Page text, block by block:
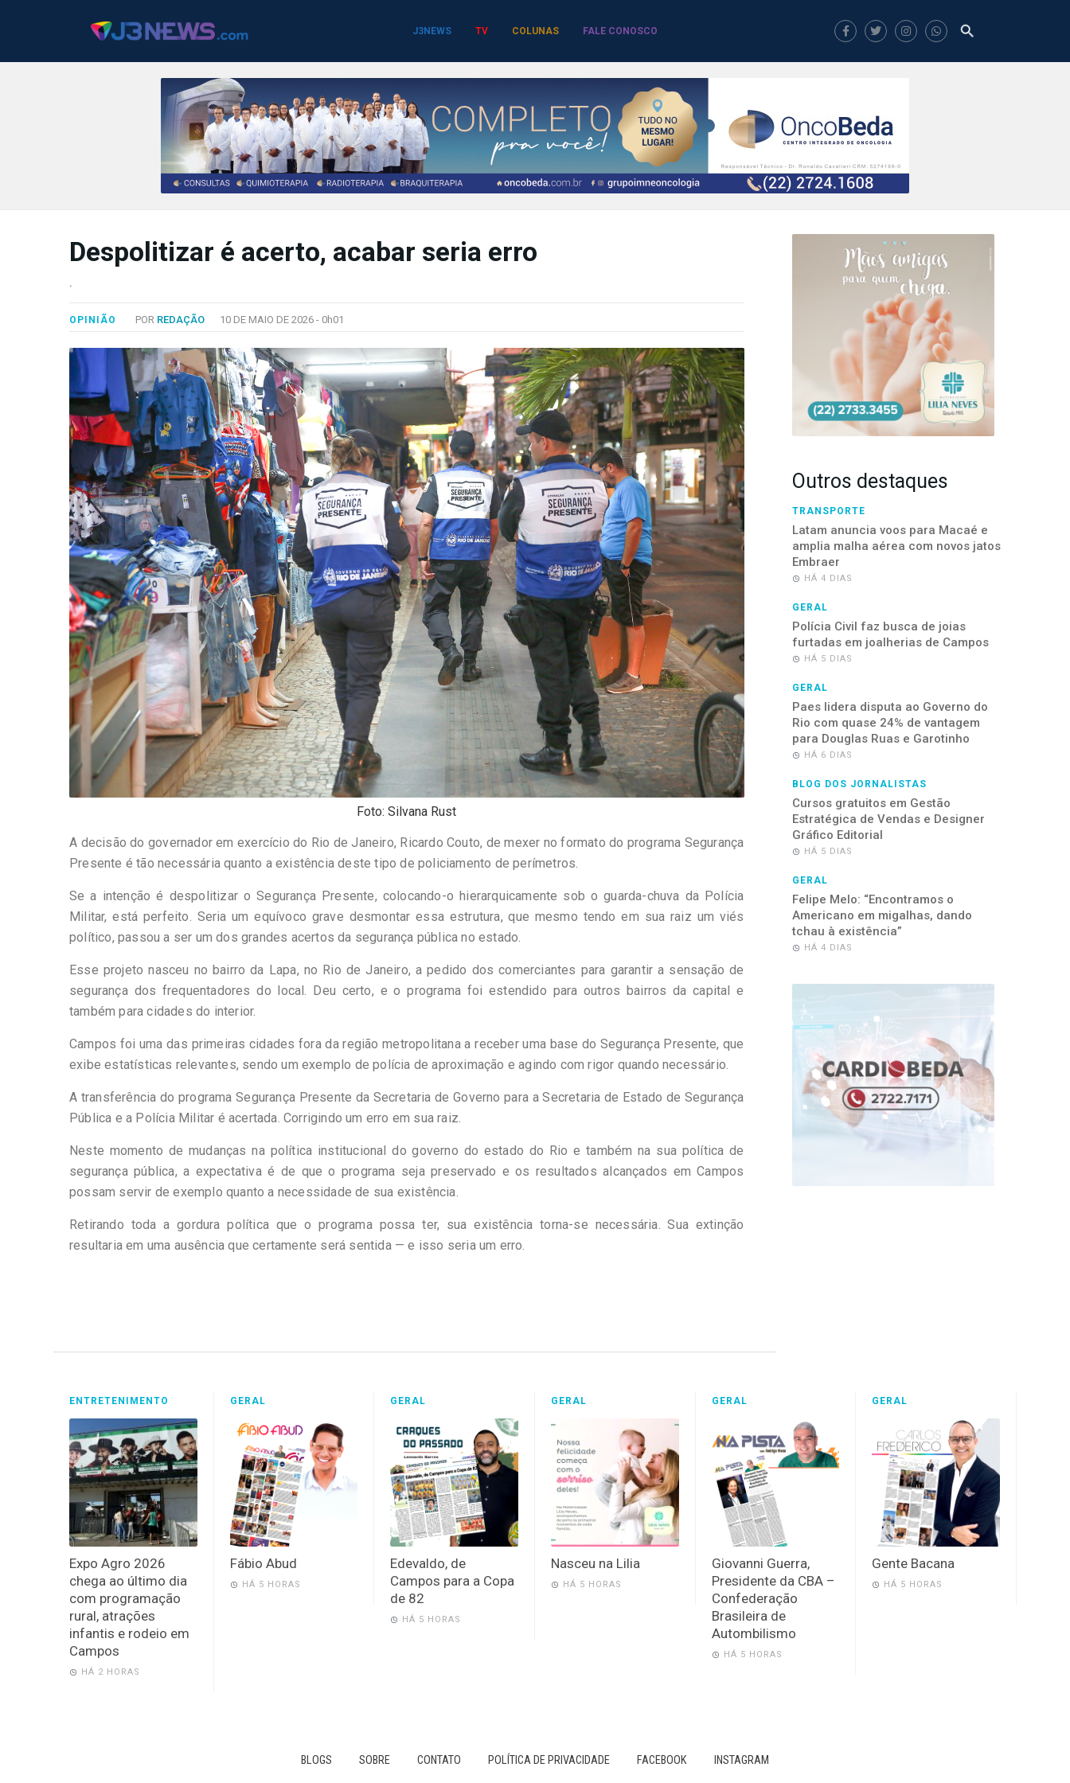
J3NEWS TV COLUNAS FALE CONOSCO
Desenvolvido
Despolitizar é acerto, acabar seria erro
.
OPINIÃO POR REDAÇÃO 10 DE MAIO DE 2026 - 0h01
Foto: Silvana Rust
A decisão do governador em exercício do Rio de Janeiro, Ricardo Couto, de mexer no formato do programa Segurança
Presente é tão necessária quanto a existência deste tipo de policiamento de perímetros.
Se a intenção é despolitizar o Segurança Presente, colocando-o hierarquicamente sob o guarda-chuva da Polícia
Militar, está perfeito. Seria um equívoco grave desmontar essa estrutura, que mesmo tendo em sua raiz um viés
político, passou a ser um dos grandes acertos da segurança pública no estado.
Esse projeto nasceu no bairro da Lapa, no Rio de Janeiro, a pedido dos comerciantes para garantir a sensação de
segurança dos frequentadores do local. Deu certo, e o programa foi estendido para outros bairros da capital e
também para cidades do interior.
Campos foi uma das primeiras cidades fora da região metropolitana a receber uma base do Segurança Presente, que
exibe estatísticas relevantes, sendo um exemplo de polícia de aproximação e agindo com rigor quando necessário.
A transferência do programa Segurança Presente da Secretaria de Governo para a Secretaria de Estado de Segurança
Pública e a Polícia Militar é acertada. Corrigindo um erro em sua raiz.
Neste momento de mudanças na política institucional do governo do estado do Rio e também na sua política de
segurança pública, a expectativa é de que o programa seja preservado e os resultados alcançados em Campos
possam servir de exemplo quanto a necessidade de sua existência.
Retirando toda a gordura política que o programa possa ter, sua existência torna-se necessária. Sua extinção
resultaria em uma ausência que certamente será sentida — e isso seria um erro.
Outros destaques
TRANSPORTE
Latam anuncia voos para Macaé e
amplia malha aérea com novos jatos
Embraer
HÁ 4 DIAS
GERAL
Polícia Civil faz busca de joias
furtadas em joalherias de Campos
HÁ 5 DIAS
GERAL
Paes lidera disputa ao Governo do
Rio com quase 24% de vantagem
para Douglas Ruas e Garotinho
HÁ 6 DIAS
BLOG DOS JORNALISTAS
Cursos gratuitos em Gestão
Estratégica de Vendas e Designer
Gráfico Editorial
HÁ 5 DIAS
GERAL
Felipe Melo: “Encontramos o
Americano em migalhas, dando
tchau à existência”
HÁ 4 DIAS
ENTRETENIMENTO
Expo Agro 2026
chega ao último dia
com programação
rural, atrações
infantis e rodeio em
Campos
HÁ 2 HORAS
GERAL
Fábio Abud
HÁ 5 HORAS
GERAL
Edevaldo, de
Campos para a Copa
de 82
HÁ 5 HORAS
GERAL
Nasceu na Lilia
HÁ 5 HORAS
GERAL
Giovanni Guerra,
Presidente da CBA –
Confederação
Brasileira de
Autombilismo
HÁ 5 HORAS
GERAL
Gente Bacana
HÁ 5 HORAS
BLOGS SOBRE CONTATO POLÍTICA DE PRIVACIDADE FACEBOOK INSTAGRAM